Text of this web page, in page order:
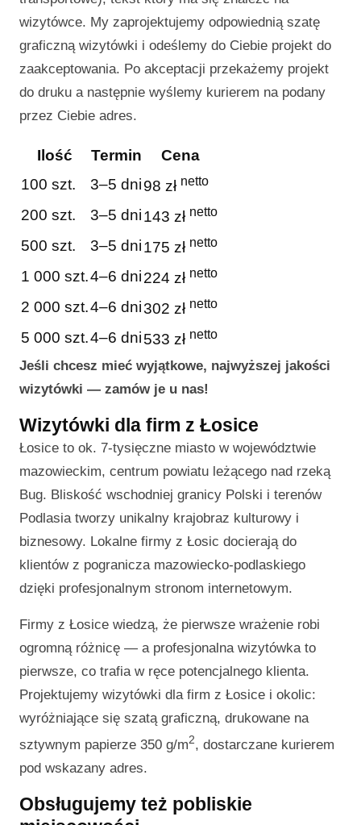
wizytówce. My zaprojektujemy odpowiednią szatę
graficzną wizytówki i odeślemy do Ciebie projekt do
zaakceptowania. Po akceptacji przekażemy projekt
do druku a następnie wyślemy kurierem na podany
przez Ciebie adres.
Ilość Termin
Cena
100 szt.
3–5 dni98 zł netto
200 szt. 3–5 dni143 zł netto
500 szt. 3–5 dni175 zł netto
1 000 szt.4–6 dni224 zł netto
2 000 szt.4–6 dni302 zł netto
5 000 szt.4–6 dni533 zł netto
Jeśli chcesz mieć wyjątkowe, najwyższej jakości
wizytówki — zamów je u nas!
Wizytówki dla firm z Łosice
Łosice to ok. 7-tysięczne miasto w województwie
mazowieckim, centrum powiatu leżącego nad rzeką
Bug. Bliskość wschodniej granicy Polski i terenów
Podlasia tworzy unikalny krajobraz kulturowy i
biznesowy. Lokalne firmy z Łosic docierają do
klientów z pogranicza mazowiecko-podlaskiego
dzięki profesjonalnym stronom internetowym.
Firmy z Łosice wiedzą, że pierwsze wrażenie robi
ogromną różnicę — a profesjonalna wizytówka to
pierwsze, co trafia w ręce potencjalnego klienta.
Projektujemy wizytówki dla firm z Łosice i okolic:
wyróżniające się szatą graficzną, drukowane na
sztywnym papierze 350 g/m2, dostarczane kurierem
pod wskazany adres.
Obsługujemy też pobliskie